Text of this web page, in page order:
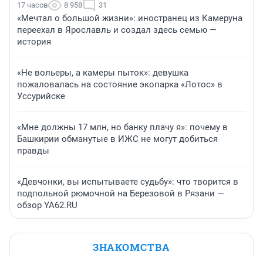
17 часов 8 958 31
«Мечтал о большой жизни»: иностранец из Камеруна
переехал в Ярославль и создал здесь семью —
история
«Не вольеры, а камеры пыток»: девушка
пожаловалась на состояние экопарка «Лотос» в
Уссурийске
«Мне должны 17 млн, но банку плачу я»: почему в
Башкирии обманутые в ИЖС не могут добиться
правды
«Девчонки, вы испытываете судьбу»: что творится в
подпольной рюмочной на Березовой в Рязани —
обзор YA62.RU
ЗНАКОМСТВА